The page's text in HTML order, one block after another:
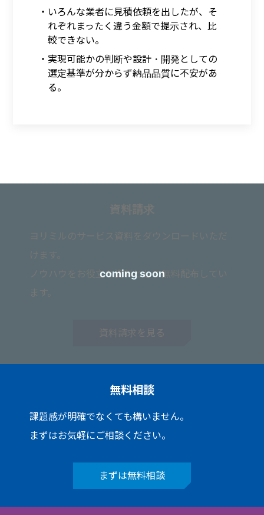
いろんな業者に見積依頼を出したが、そ
れぞれまったく違う金額で提示され、比
較できない。
実現可能かの判断や設計・開発としての
選定基準が分からず納品品質に不安があ
る。
資料請求
ヨリミルのサービス資料をダウンロードいただ
けます。
ノウハウをお役立ち資料として無料配布してい
ます。
資料請求を見る
無料相談
課題感が明確でなくても構いません。
まずはお気軽にご相談ください。
まずは無料相談